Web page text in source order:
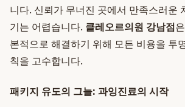
니다. 신뢰가 무너진 곳에서 만족스러운
기는 어렵습니다. 클레오르의원 강남점
본적으로 해결하기 위해 모든 비용을 투
칙을 고수합니다.
패키지 유도의 그늘: 과잉진료의 시작